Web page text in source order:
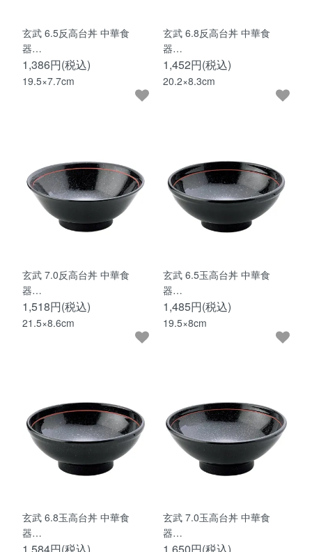
玄武 6.5反高台丼 中華食
器…
1,386円(税込)
19.5×7.7cm
玄武 6.8反高台丼 中華食
器…
1,452円(税込)
20.2×8.3cm
玄武 7.0反高台丼 中華食
器…
1,518円(税込)
21.5×8.6cm
玄武 6.5玉高台丼 中華食
器…
1,485円(税込)
19.5×8cm
玄武 6.8玉高台丼 中華食
器…
1,584円(税込)
玄武 7.0玉高台丼 中華食
器…
1,650円(税込)